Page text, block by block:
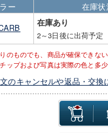
ー 在庫状
在庫あり
2～3日後に出荷予定
のものでも、商品が確保できない
ップおよび写真は実際の色と多
のキャンセルや返品・交換